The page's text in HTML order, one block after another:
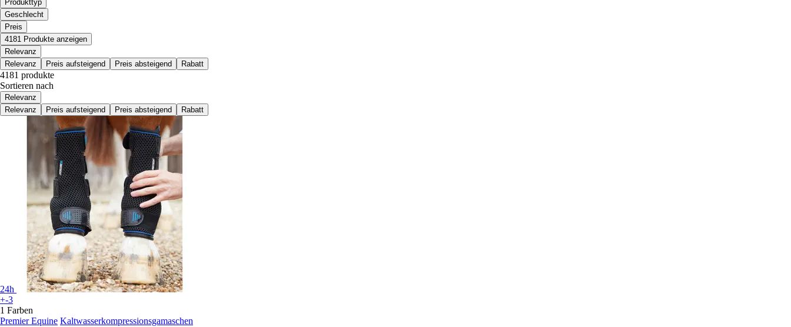
Produkttyp
Geschlecht
Preis
4181 Produkte anzeigen
Relevanz
Relevanz
Preis aufsteigend Preis absteigend Rabatt
4181 produkte
Sortieren nach
Relevanz
Relevanz
Preis aufsteigend Preis absteigend Rabatt
24h
+-3
1 Farben
Premier Equine Kaltwasserkompressionsgamaschen